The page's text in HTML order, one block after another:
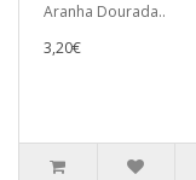
Aranha Dourada..
3,20€